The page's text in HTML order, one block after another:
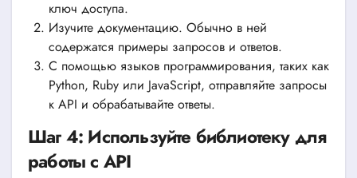
ключ доступа.
Изучите документацию. Обычно в ней
содержатся примеры запросов и ответов.
С помощью языков программирования, таких как
Python, Ruby или JavaScript, отправляйте запросы
к API и обрабатывайте ответы.
Шаг 4: Используйте библиотеку для
работы с API